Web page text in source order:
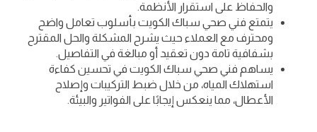
والحفاظ على استقرار الأنظمة.
يتمتع فني صحي سباك الكويت بأسلوب تعامل واضح
ومحترف مع العملاء حيث يشرح المشكلة والحل المقترح
بشفافية تامة دون تعقيد أو مبالغة في التفاصيل.
يساهم فني صحي سباك الكويت في تحسين كفاءة
استهلاك المياه، من خلال ضبط التركيبات وإصلاح
الأعطال، مما ينعكس إيجابًا على الفواتير والبيئة.